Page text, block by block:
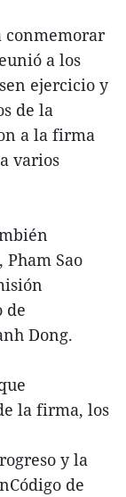
conmemorar
a los
ejercicio y
de la
a la firma
varios
Sao
de
Dong.
la firma, los
y la
de